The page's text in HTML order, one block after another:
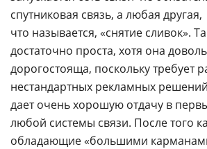
спутниковая связь, а любая другая,
что называется, «снятие сливок».
достаточно проста, хотя она
дорогостояща, поскольку требует
нестандартных рекламных
дает очень хорошую отдачу в
любой системы связи. После того
обладающие «большими